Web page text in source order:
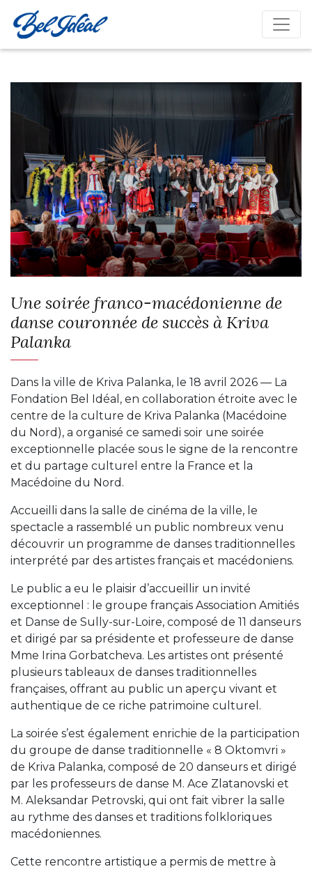
Une soirée franco-macédonienne de
danse couronnée de succès à Kriva
Palanka
Dans la ville de Kriva Palanka, le 18 avril 2026 — La
Fondation Bel Idéal, en collaboration étroite avec le
centre de la culture de Kriva Palanka (Macédoine
du Nord), a organisé ce samedi soir une soirée
exceptionnelle placée sous le signe de la rencontre
et du partage culturel entre la France et la
Macédoine du Nord.
Accueilli dans la salle de cinéma de la ville, le
spectacle a rassemblé un public nombreux venu
découvrir un programme de danses traditionnelles
interprété par des artistes français et macédoniens.
Le public a eu le plaisir d’accueillir un invité
exceptionnel : le groupe français Association Amitiés
et Danse de Sully-sur-Loire, composé de 11 danseurs
et dirigé par sa présidente et professeure de danse
Mme Irina Gorbatcheva. Les artistes ont présenté
plusieurs tableaux de danses traditionnelles
françaises, offrant au public un aperçu vivant et
authentique de ce riche patrimoine culturel.
La soirée s’est également enrichie de la participation
du groupe de danse traditionnelle « 8 Oktomvri »
de Kriva Palanka, composé de 20 danseurs et dirigé
par les professeurs de danse M. Ace Zlatanovski et
M. Aleksandar Petrovski, qui ont fait vibrer la salle
au rythme des danses et traditions folkloriques
macédoniennes.
Cette rencontre artistique a permis de mettre à